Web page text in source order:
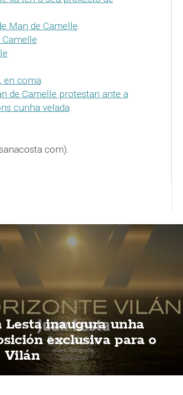
Man de Camelle
en coma
de Camelle protestan ante a
cunha velada
Lesta inaugura unha
exclusiva para o
Vilán